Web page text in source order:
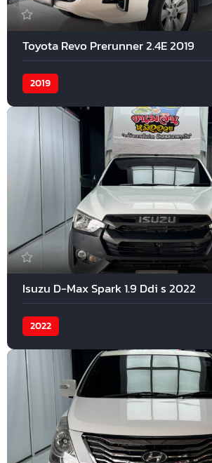
Toyota Revo Prerunner 2.4E 2019
2019
Isuzu D-Max Spark 1.9 Ddi s 2022
2022